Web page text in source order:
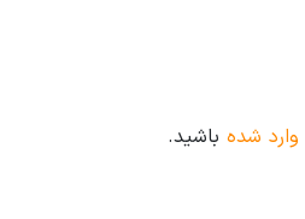
وارد شده باشید.